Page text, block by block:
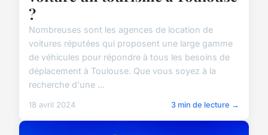
?
Nombreuses sont les agences de location de
voitures réputées qui proposent une large gamme
de véhicules pour répondre à tous les besoins de
déplacement à Toulouse. Que vous soyez à la
recherche d'une ...
18 avril 2024 3 min de lecture →